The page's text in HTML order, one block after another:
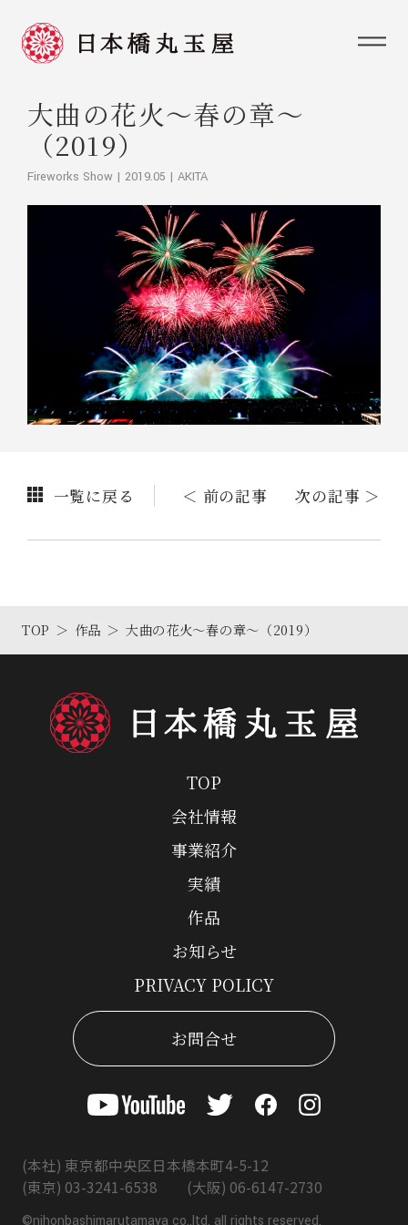
大曲の花火～春の章～
（2019）
Fireworks Show | 2019.05 | AKITA
＜ 前の記事
一覧に戻る 次の記事 ＞
TOP 作品 大曲の花火～春の章～（2019）
TOP
会社情報
事業紹介
実績
作品
お知らせ
お問合せ
PRIVACY POLICY
(本社) 東京都中央区日本橋本町4-5-12
(東京) 03-3241-6538 (大阪) 06-6147-2730
©nihonbashimarutamaya co.,ltd. all rights reserved.